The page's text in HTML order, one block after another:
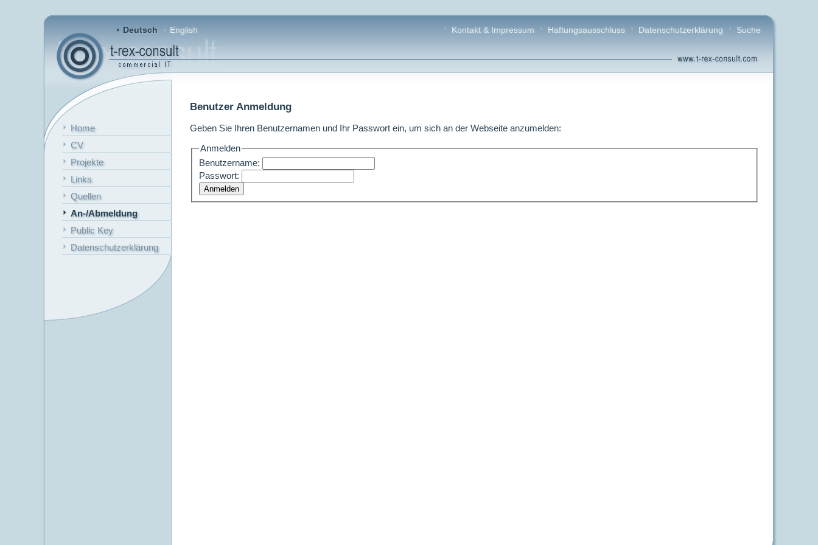
Kontakt & Impressum Haftungsausschluss Datenschutzerklärung Suche
Deutsch English
Home
CV
Projekte
Links
Quellen
An-/Abmeldung
Public Key
Datenschutzerklärung
Benutzer Anmeldung
Geben Sie Ihren Benutzernamen und Ihr Passwort ein, um sich an der Webseite anzumelden:
Anmelden
Benutzername:
Passwort: